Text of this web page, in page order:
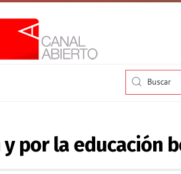
y por la educación